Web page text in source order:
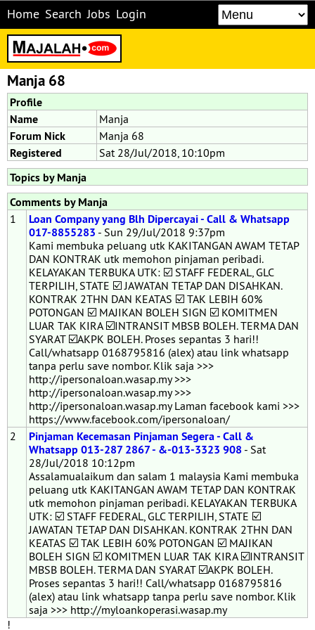
Home Search Jobs Login
Manja 68
Profile
Name
Manja
Forum Nick Manja 68
Registered Sat 28/Jul/2018, 10:10pm
Topics by Manja
Comments by Manja
1
Loan Company yang Blh Dipercayai - Call & Whatsapp
017-8855283 - Sun 29/Jul/2018 9:37pm
Kami membuka peluang utk KAKITANGAN AWAM TETAP
DAN KONTRAK utk memohon pinjaman peribadi.
KELAYAKAN TERBUKA UTK: ☑️ STAFF FEDERAL, GLC
TERPILIH, STATE ☑️ JAWATAN TETAP DAN DISAHKAN.
KONTRAK 2THN DAN KEATAS ☑️ TAK LEBIH 60%
POTONGAN ☑️ MAJIKAN BOLEH SIGN ☑️ KOMITMEN
LUAR TAK KIRA ☑️INTRANSIT MBSB BOLEH. TERMA DAN
SYARAT ☑️AKPK BOLEH. Proses sepantas 3 hari!!
Call/whatsapp 0168795816 (alex) atau link whatsapp
tanpa perlu save nombor. Klik saja >>>
http://ipersonaloan.wasap.my >>>
http://ipersonaloan.wasap.my >>>
http://ipersonaloan.wasap.my Laman facebook kami >>>
https://www.facebook.com/ipersonaloan/
2
Pinjaman Kecemasan Pinjaman Segera - Call &
Whatsapp 013-287 2867 - &-013-3323 908 - Sat
28/Jul/2018 10:12pm
Assalamualaikum dan salam 1 malaysia Kami membuka
peluang utk KAKITANGAN AWAM TETAP DAN KONTRAK
utk memohon pinjaman peribadi. KELAYAKAN TERBUKA
UTK: ☑️ STAFF FEDERAL, GLC TERPILIH, STATE ☑️
JAWATAN TETAP DAN DISAHKAN. KONTRAK 2THN DAN
KEATAS ☑️ TAK LEBIH 60% POTONGAN ☑️ MAJIKAN
BOLEH SIGN ☑️ KOMITMEN LUAR TAK KIRA ☑️INTRANSIT
MBSB BOLEH. TERMA DAN SYARAT ☑️AKPK BOLEH.
Proses sepantas 3 hari!! Call/whatsapp 0168795816
(alex) atau link whatsapp tanpa perlu save nombor. Klik
saja >>> http://myloankoperasi.wasap.my
!